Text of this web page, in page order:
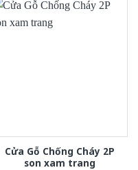
Cửa Gỗ Chống Cháy 2P
son xam trang